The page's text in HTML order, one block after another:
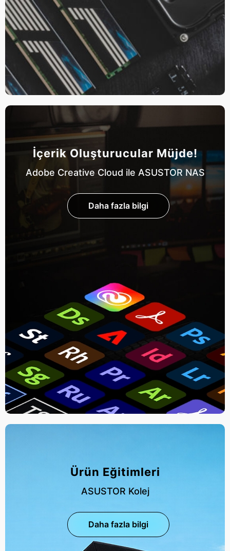
İçerik Oluşturucular Müjde!
Adobe Creative Cloud ile ASUSTOR NAS
Daha fazla bilgi
Ürün Eğitimleri
ASUSTOR Kolej
Daha fazla bilgi